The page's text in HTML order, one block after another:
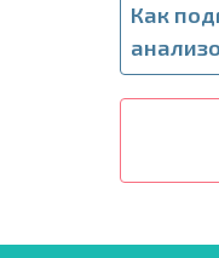
Как